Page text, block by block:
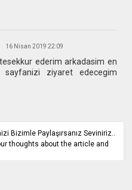
16 Nisan 2019 22:09
ederim arkadasim en
sayfanizi ziyaret edecegim
Bizimle Paylaşırsanız Seviniriz..
thoughts about the article and